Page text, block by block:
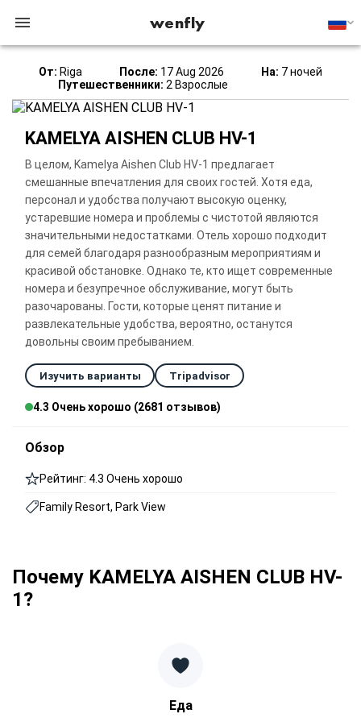
wenfly
От: Riga После: 17 Aug 2026 На: 7 ночей
Путешественники: 2 Взрослые
KAMELYA AISHEN CLUB HV-1
В целом, Kamelya Aishen Club HV-1 предлагает
смешанные впечатления для своих гостей. Хотя еда,
персонал и удобства получают высокую оценку,
устаревшие номера и проблемы с чистотой являются
значительными недостатками. Отель хорошо подходит
для семей благодаря разнообразным мероприятиям и
красивой обстановке. Однако те, кто ищет современные
номера и безупречное обслуживание, могут быть
разочарованы. Гости, которые ценят питание и
развлекательные удобства, вероятно, останутся
довольны своим пребыванием.
Изучить варианты Tripadvisor
4.3 Очень хорошо (2681 отзывов)
Обзор
Рейтинг: 4.3 Очень хорошо
Family Resort, Park View
Почему KAMELYA AISHEN CLUB HV-
1?
Еда